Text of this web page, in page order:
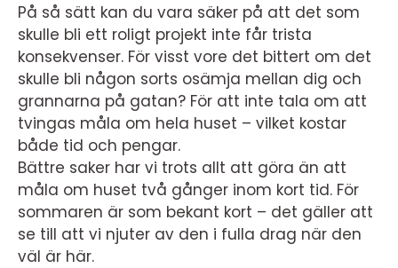
På så sätt kan du vara säker på att det som
skulle bli ett roligt projekt inte får trista
konsekvenser. För visst vore det bittert om det
skulle bli någon sorts osämja mellan dig och
grannarna på gatan? För att inte tala om att
tvingas måla om hela huset – vilket kostar
både tid och pengar.
Bättre saker har vi trots allt att göra än att
måla om huset två gånger inom kort tid. För
sommaren är som bekant kort – det gäller att
se till att vi njuter av den i fulla drag när den
väl är här.